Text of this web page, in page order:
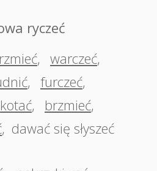
ryczeć
, warczeć,
, furczeć,
, brzmieć,
, dawać się słyszeć